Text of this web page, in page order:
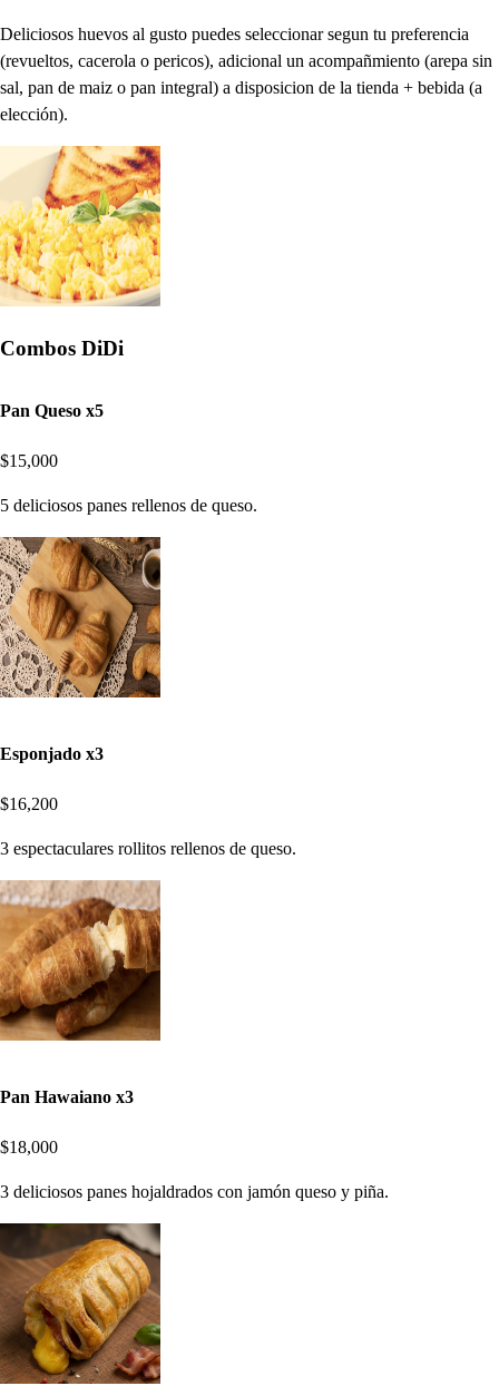
Deliciosos huevos al gusto puedes seleccionar segun tu preferencia
(revueltos, cacerola o pericos), adicional un acompañmiento (arepa sin
sal, pan de maiz o pan integral) a disposicion de la tienda + bebida (a
elección).
Combos DiDi
Pan Queso x5
$15,000
5 deliciosos panes rellenos de queso.
Esponjado x3
$16,200
3 espectaculares rollitos rellenos de queso.
Pan Hawaiano x3
$18,000
3 deliciosos panes hojaldrados con jamón queso y piña.